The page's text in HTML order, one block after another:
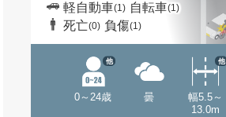
軽自動車(1) 自転車(1)
死亡(0) 負傷(1)
0～24歳
他
曇
幅5.5～
13.0m
他